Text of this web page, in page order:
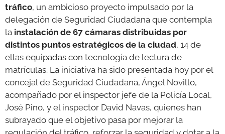
tráfico, un ambicioso proyecto impulsado por la
delegación de Seguridad Ciudadana que contempla
la instalación de 67 cámaras distribuidas por
distintos puntos estratégicos de la ciudad, 14 de
ellas equipadas con tecnología de lectura de
matrículas. La iniciativa ha sido presentada hoy por el
concejal de Seguridad Ciudadana, Ángel Novillo,
acompañado por el inspector jefe de la Policía Local,
José Pino, y el inspector David Navas, quienes han
subrayado que el objetivo pasa por mejorar la